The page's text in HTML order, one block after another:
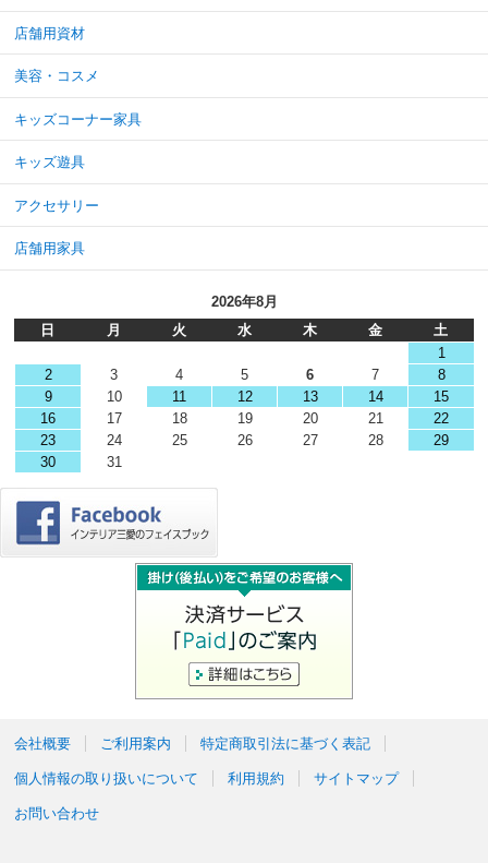
店舗用資材
美容・コスメ
キッズコーナー家具
キッズ遊具
アクセサリー
店舗用家具
2026年8月
日
月 火 水 木 金
土
1
2
3 4 5 6 7
8
9
10 11 12 13 14
15
16
17 18 19 20 21
22
23
24 25 26 27 28
29
30
31
会社概要 ご利用案内 特定商取引法に基づく表記
個人情報の取り扱いについて 利用規約 サイトマップ
お問い合わせ